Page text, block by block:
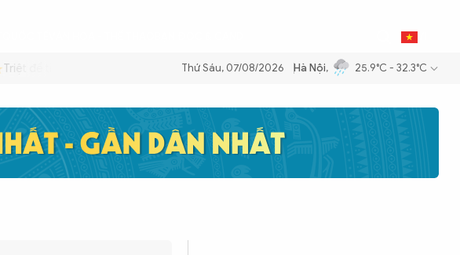
Triệt để tiết kiệm xăng dầu để đảm bảo an ninh năng lượng quốc gia Thực hiện Nghị
Thứ Sáu, 07/08/2026 Hà Nội, 25.9°C - 32.3°C